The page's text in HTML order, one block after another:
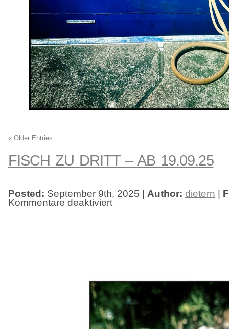
« Older Entries
FISCH ZU DRITT – AB 19.09.25
Posted: September 9th, 2025 | Author: dietern |
Kommentare deaktiviertfür
Fisch